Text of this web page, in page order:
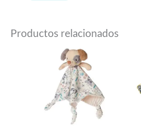
Productos relacionados